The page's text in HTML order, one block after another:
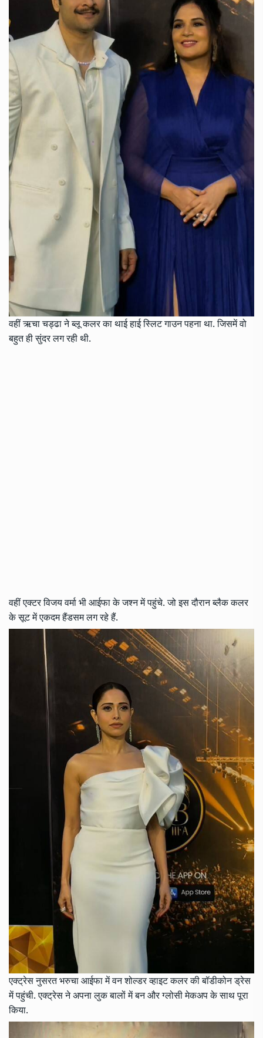
वहीं ऋचा चड्ढा ने ब्लू कलर का थाई हाई स्लिट गाउन पहना था. जिसमें वो
बहुत ही सुंदर लग रही थी.
वहीं एक्टर विजय वर्मा भी आईफा के जश्न में पहुंचे. जो इस दौरान ब्लैक कलर
के सूट में एकदम हैंडसम लग रहे हैं.